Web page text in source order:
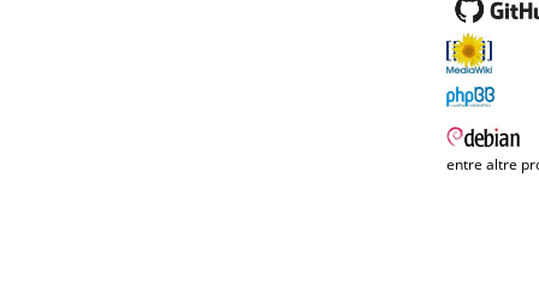
entre altre